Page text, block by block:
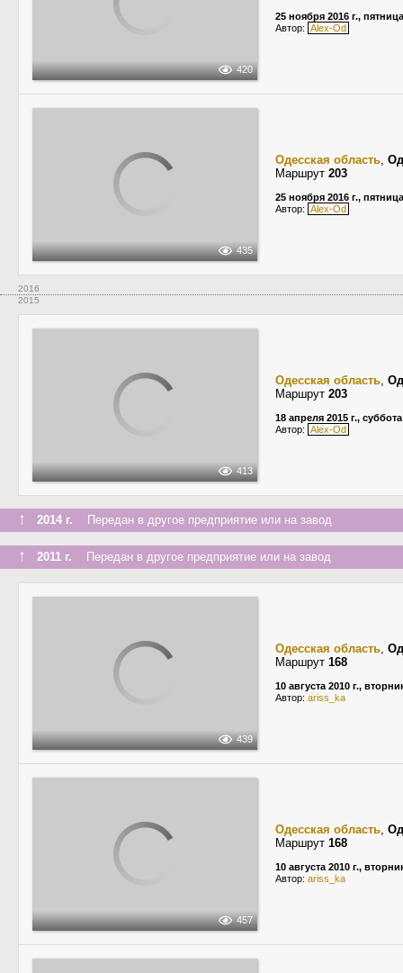
420
25 ноября 2016 г., пятница
Автор: Alex-Od
435
Одесская область,
Маршрут 203
25 ноября 2016 г., пятница
Автор: Alex-Od
2016
2015
413
Одесская область,
Маршрут 203
18 апреля 2015 г., суббота
Автор: Alex-Od
↑ 2014 г. Передан в другое предприятие или на завод
↑ 2011 г. Передан в другое предприятие или на завод
439
Одесская область,
Маршрут 168
10 августа 2010 г.,
Автор: ariss_ka
457
Одесская область,
Маршрут 168
10 августа 2010 г.,
Автор: ariss_ka